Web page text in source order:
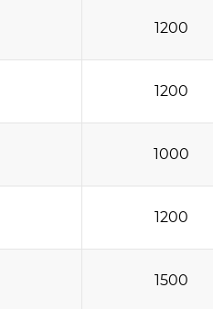
1200
1200
1000
1200
1500